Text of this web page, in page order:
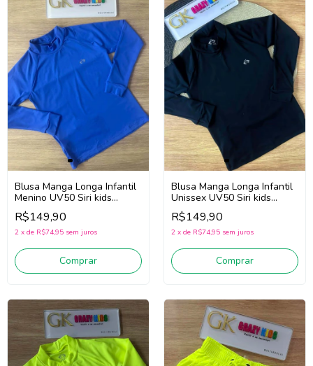
Blusa Manga Longa Infantil
Menino UV50 Siri kids
Oceano 40250 (Azul)
R$149,90
2 x de R$74,95 sem juros
Comprar
Blusa Manga Longa Infantil
Unissex UV50 Siri kids
40250 (Preto)
R$149,90
2 x de R$74,95 sem juros
Comprar